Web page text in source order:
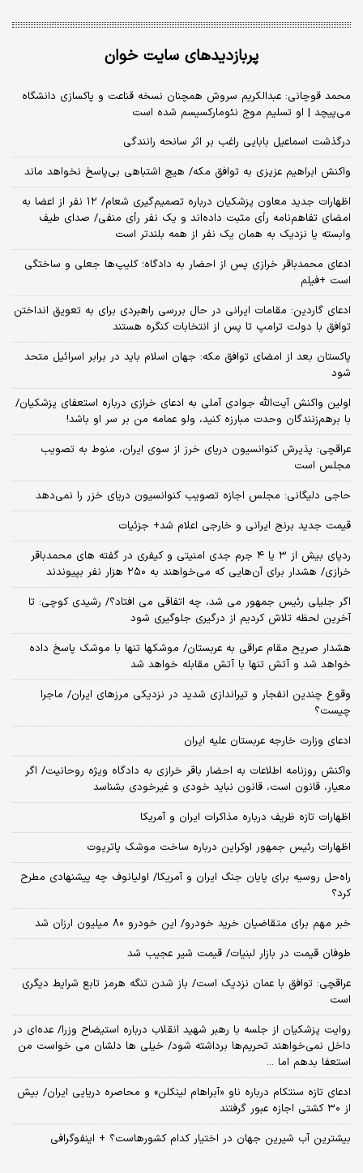
پربازدیدهای سایت خوان
محمد قوچانی: عبدالکریم سروش همچنان نسخه قناعت و پاکسازی دانشگاه
می‌پیچد | او تسلیم موج نئومارکسیسم شده است
درگذشت اسماعیل بابایی راغب بر اثر سانحه رانندگی
واکنش ابراهیم عزیزی به توافق مکه/ هیچ اشتباهی بی‌پاسخ نخواهد ماند
اظهارات جدید معاون پزشکیان درباره تصمیم‌گیری شعام/ ۱۲ نفر از اعضا به
امضای تفاهم‌نامه رأی مثبت داده‌اند و یک نفر رأی منفی/ صدای طیف
وابسته یا نزدیک به همان یک نفر از همه بلندتر است
ادعای محمدباقر خرازی پس از احضار به دادگاه؛ کلیپ‌ها جعلی و ساختگی
است +فیلم
ادعای گاردین: مقامات ایرانی در حال بررسی راهبردی برای به تعویق انداختن
توافق با دولت ترامپ تا پس از انتخابات کنگره هستند
پاکستان بعد از امضای توافق مکه: جهان اسلام باید در برابر اسرائیل متحد
شود
اولین واکنش آیت‌الله جوادی آملی به ادعای خرازی درباره استعفای پزشکیان/
با برهم‌زنندگان وحدت مبارزه کنید، ولو عمامه من بر سر او باشد!
عراقچی: پذیرش کنوانسیون دریای خرز از سوی ایران، منوط به تصویب
مجلس است
حاجی دلیگانی: مجلس اجازه تصویب کنوانسیون دریای خزر را نمی‌دهد
قیمت جدید برنج ایرانی و خارجی اعلام شد+ جزئیات
ردپای بیش از ۳ یا ۴ جرم جدی امنیتی و کیفری در گفته های محمدباقر
خرازی/ هشدار برای آن‌هایی که می‌خواهند به ۲۵۰ هزار نفر بپیوندند
اگر جلیلی رئیس جمهور می شد، چه اتفاقی می افتاد؟/ رشیدی کوچی: تا
آخرین لحظه تلاش کردیم از درگیری جلوگیری شود
هشدار صریح مقام عراقی به عربستان/ موشکها تنها با موشک پاسخ داده
خواهد شد و آتش تنها با آتش مقابله خواهد شد
وقوع چندین انفجار و تیراندازی شدید در نزدیکی مرز‌های ایران/ ماجرا
چیست؟
ادعای وزارت خارجه عربستان علیه ایران
واکنش روزنامه اطلاعات به احضار باقر خرازی به دادگاه ویژه روحانیت/ اگر
معیار، قانون است، قانون نباید خودی و غیرخودی بشناسد
اظهارات تازه ظریف درباره مذاکرات ایران و آمریکا
اظهارات رئیس جمهور اوکراین درباره ساخت موشک پاتریوت
راه‌حل روسیه برای پایان جنگ ایران و آمریکا/ اولیانوف چه پیشنهادی مطرح
کرد؟
خبر مهم برای متقاضیان خرید خودرو/ این خودرو ۸۰ میلیون ارزان شد
طوفان قیمت در بازار لبنیات/ قیمت شیر عجیب شد
عراقچی: توافق با عمان نزدیک است/ باز شدن تنگه هرمز تابع شرایط دیگری
است
روایت پزشکیان از جلسه با رهبر شهید انقلاب درباره استیضاح وزرا/ عده‌ای در
داخل نمی‌خواهند تحریم‌ها برداشته شود/ خیلی ها دلشان می خواست من
استعفا بدهم اما ...
ادعای تازه سنتکام درباره ناو «آبراهام لینکلن» و محاصره دریایی ایران/ بیش
از ۳۰ کشتی اجازه عبور گرفتند
بیشترین آب شیرین جهان در اختیار کدام کشورهاست؟ + اینفوگرافی